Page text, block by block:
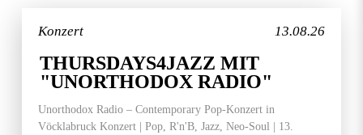
13.08.26
Konzert
THURSDAYS4JAZZ MIT
"UNORTHODOX RADIO"
Unorthodox Radio – Contemporary Pop-Konzert in
Vöcklabruck Konzert | Pop, R'n'B, Jazz, Neo-Soul | 13.